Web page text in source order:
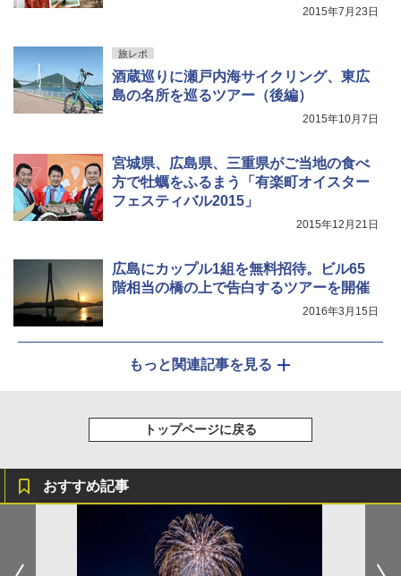
2015年7月23日
旅レポ
酒蔵巡りに瀬戸内海サイクリング、東広
島の名所を巡るツアー（後編）
2015年10月7日
宮城県、広島県、三重県がご当地の食べ
方で牡蠣をふるまう「有楽町オイスター
フェスティバル2015」
2015年12月21日
広島にカップル1組を無料招待。ビル65
階相当の橋の上で告白するツアーを開催
2016年3月15日
もっと関連記事を見る
トップページに戻る
おすすめ記事